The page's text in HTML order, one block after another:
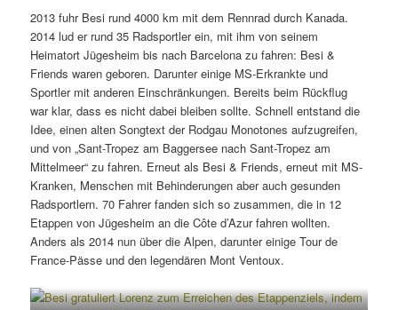
2013 fuhr Besi rund 4000 km mit dem Rennrad durch Kanada.
2014 lud er rund 35 Radsportler ein, mit ihm von seinem
Heimatort Jügesheim bis nach Barcelona zu fahren: Besi &
Friends waren geboren. Darunter einige MS-Erkrankte und
Sportler mit anderen Einschränkungen. Bereits beim Rückflug
war klar, dass es nicht dabei bleiben sollte. Schnell entstand die
Idee, einen alten Songtext der Rodgau Monotones aufzugreifen,
und von „Sant-Tropez am Baggersee nach Sant-Tropez am
Mittelmeer“ zu fahren. Erneut als Besi & Friends, erneut mit MS-
Kranken, Menschen mit Behinderungen aber auch gesunden
Radsportlern. 70 Fahrer fanden sich so zusammen, die in 12
Etappen von Jügesheim an die Côte d’Azur fahren wollten.
Anders als 2014 nun über die Alpen, darunter einige Tour de
France-Pässe und den legendären Mont Ventoux.